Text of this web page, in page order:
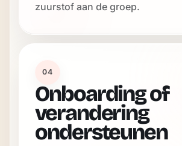
zuurstof aan de groep.
04
Onboarding of
verandering
ondersteunen